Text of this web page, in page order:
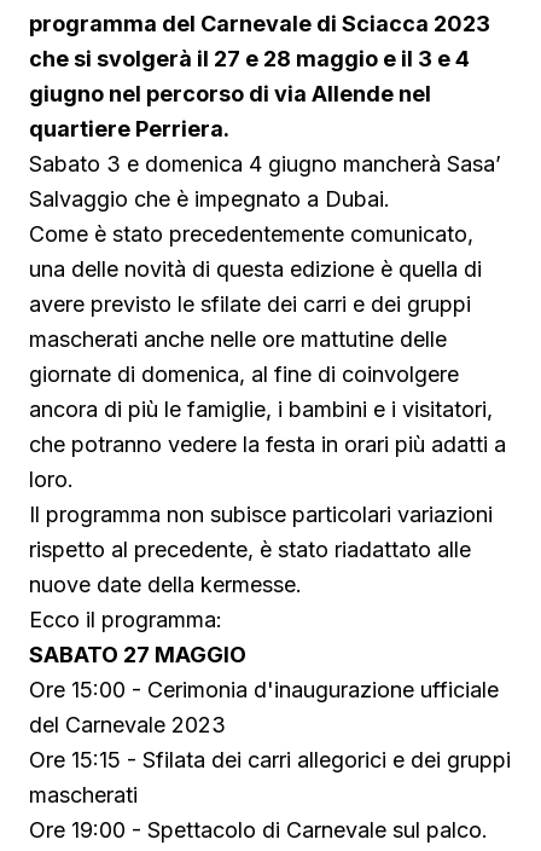
programma del Carnevale di Sciacca 2023
che si svolgerà il 27 e 28 maggio e il 3 e 4
giugno nel percorso di via Allende nel
quartiere Perriera.
Sabato 3 e domenica 4 giugno mancherà Sasa’
Salvaggio che è impegnato a Dubai.
Come è stato precedentemente comunicato,
una delle novità di questa edizione è quella di
avere previsto le sfilate dei carri e dei gruppi
mascherati anche nelle ore mattutine delle
giornate di domenica, al fine di coinvolgere
ancora di più le famiglie, i bambini e i visitatori,
che potranno vedere la festa in orari più adatti a
loro.
Il programma non subisce particolari variazioni
rispetto al precedente, è stato riadattato alle
nuove date della kermesse.
Ecco il programma:
SABATO 27 MAGGIO
Ore 15:00 - Cerimonia d'inaugurazione ufficiale
del Carnevale 2023
Ore 15:15 - Sfilata dei carri allegorici e dei gruppi
mascherati
Ore 19:00 - Spettacolo di Carnevale sul palco.